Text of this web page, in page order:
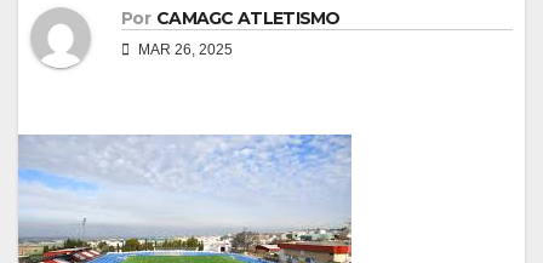
Por CAMAGC ATLETISMO
MAR 26, 2025